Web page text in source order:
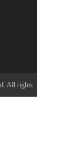
All rights